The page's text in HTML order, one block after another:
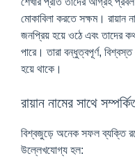
মোকাবিলা করতে সক্ষম। রায়ান
জনপ্রিয় হয়ে ওঠে এবং তাদের
পারে। তারা বন্ধুত্বপূর্ণ,
হয়ে থাকে।
রায়ান নামের সাথে
বিশ্বজুড়ে অনেক সফল ব্যক্তি
উল্লেখযোগ্য হল: